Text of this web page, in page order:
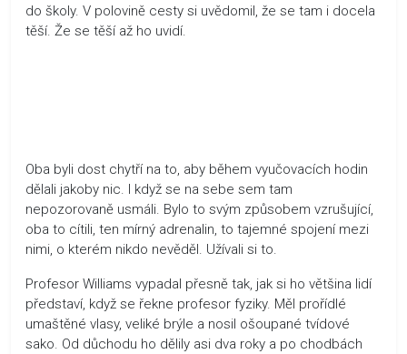
do školy. V polovině cesty si uvědomil, že se tam i docela
těší. Že se těší až ho uvidí.
Oba byli dost chytří na to, aby během vyučovacích hodin
dělali jakoby nic. I když se na sebe sem tam
nepozorovaně usmáli. Bylo to svým způsobem vzrušující,
oba to cítili, ten mírný adrenalin, to tajemné spojení mezi
nimi, o kterém nikdo nevěděl. Užívali si to.
Profesor Williams vypadal přesně tak, jak si ho většina lidí
představí, když se řekne profesor fyziky. Měl prořídlé
umaštěné vlasy, veliké brýle a nosil ošoupané tvídové
sako. Od důchodu ho dělily asi dva roky a po chodbách